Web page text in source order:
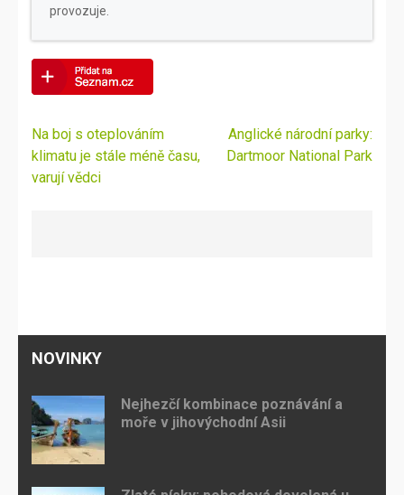
provozuje.
Navigace
pro
příspěvek
Na boj s oteplováním
klimatu je stále méně času,
varují vědci
Anglické národní parky:
Dartmoor National Park
NOVINKY
Nejhezčí kombinace poznávání a
moře v jihovýchodní Asii